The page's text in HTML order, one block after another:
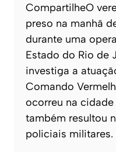
CompartilheO
preso na manhã
durante uma
Estado do Rio de
investiga a
Comando
ocorreu na
também resultou
policiais